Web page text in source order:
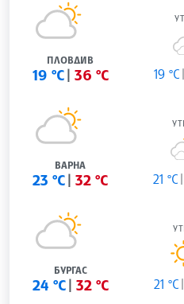
ПЛОВДИВ
19 °C 36 °C 19 °C
ВАРНА
23 °C 32 °C 21 °C
БУРГАС
24 °C 32 °C 21 °C